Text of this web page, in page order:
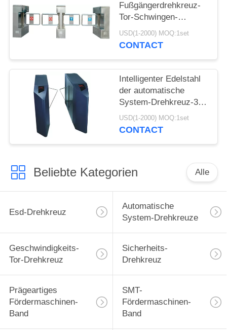
Fußgängerdrehkreuz-
Tor-Schwingen-
Edelstahl für Innen
USD(1-2000) MOQ:1set
CONTACT
Intelligenter Edelstahl
der automatische
System-Drehkreuz-304
für Supermärkte
USD(1-2000) MOQ:1set
CONTACT
Beliebte Kategorien Alle
Esd-Drehkreuz
Automatische
System-Drehkreuze
Geschwindigkeits-
Tor-Drehkreuz
Sicherheits-
Drehkreuz
Prägeartiges
Fördermaschinen-
Band
SMT-
Fördermaschinen-
Band